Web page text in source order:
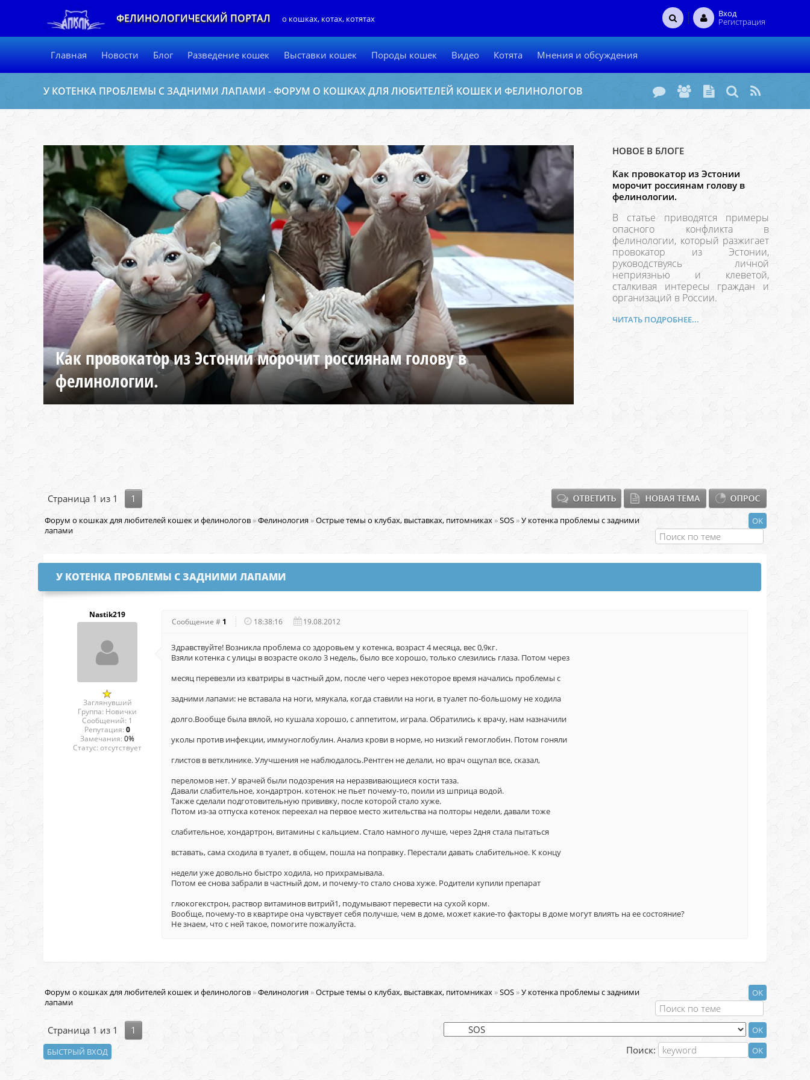
ФЕЛИНОЛОГИЧЕСКИЙ ПОРТАЛ о кошках, котах, котятах Вход
Регистрация
Главная Новости Блог Разведение кошек Выставки кошек Породы кошек Видео Котята Мнения и обсуждения
У КОТЕНКА ПРОБЛЕМЫ С ЗАДНИМИ ЛАПАМИ - ФОРУМ О КОШКАХ ДЛЯ ЛЮБИТЕЛЕЙ КОШЕК И ФЕЛИНОЛОГОВ
Как провокатор из Эстонии морочит россиянам голову в
фелинологии.
НОВОЕ В БЛОГЕ
Как провокатор из Эстонии
морочит россиянам голову в
фелинологии.
В статье приводятся примеры
опасного конфликта в
фелинологии, который разжигает
провокатор из Эстонии,
руководствуясь личной
неприязнью и клеветой,
сталкивая интересы граждан и
организаций в России.
ЧИТАТЬ ПОДРОБНЕЕ...
Страница 1 из 1 1
Форум о кошках для любителей кошек и фелинологов»Фелинология »Острые темы о клубах, выставках, питомниках»SOS»У котенка проблемы с задними
лапами
У КОТЕНКА ПРОБЛЕМЫ С ЗАДНИМИ ЛАПАМИ
Nastik219
Заглянувший
Группа: Новички
Сообщений: 1
Репутация: 0
Замечания: 0%
Статус: отсутствует
Сообщение # 1 18:38:16 19.08.2012
Здравствуйте! Возникла проблема со здоровьем у котенка, возраст 4 месяца, вес 0,9кг.
Взяли котенка с улицы в возрасте около 3 недель, было все хорошо, только слезились глаза. Потом через
месяц перевезли из кватриры в частный дом, после чего через некоторое время начались проблемы с
задними лапами: не вставала на ноги, мяукала, когда ставили на ноги, в туалет по-большому не ходила
долго.Вообще была вялой, но кушала хорошо, с аппетитом, играла. Обратились к врачу, нам назначили
уколы против инфекции, иммуноглобулин. Анализ крови в норме, но низкий гемоглобин. Потом гоняли
глистов в ветклинике. Улучшения не наблюдалось.Рентген не делали, но врач ощупал все, сказал,
переломов нет. У врачей были подозрения на неразвивающиеся кости таза.
Давали слабительное, хондартрон. котенок не пьет почему-то, поили из шприца водой.
Также сделали подготовительную прививку, после которой стало хуже.
Потом из-за отпуска котенок переехал на первое место жительства на полторы недели, давали тоже
слабительное, хондартрон, витамины с кальцием. Стало намного лучше, через 2дня стала пытаться
вставать, сама сходила в туалет, в общем, пошла на поправку. Перестали давать слабительное. К концу
недели уже довольно быстро ходила, но прихрамывала.
Потом ее снова забрали в частный дом, и почему-то стало снова хуже. Родители купили препарат
глюкогекстрон, раствор витаминов витрий1, подумывают перевести на сухой корм.
Вообще, почему-то в квартире она чувствует себя получше, чем в доме, может какие-то факторы в доме могут влиять на ее состояние?
Не знаем, что с ней такое, помогите пожалуйста.
Форум о кошках для любителей кошек и фелинологов »Фелинология »Острые темы о клубах, выставках, питомниках »SOS »У котенка проблемы с задними
лапами
Страница 1 из 1
1
Поиск: